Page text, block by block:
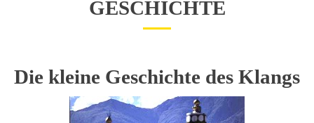
GESCHICHTE
Die kleine Geschichte des Klangs